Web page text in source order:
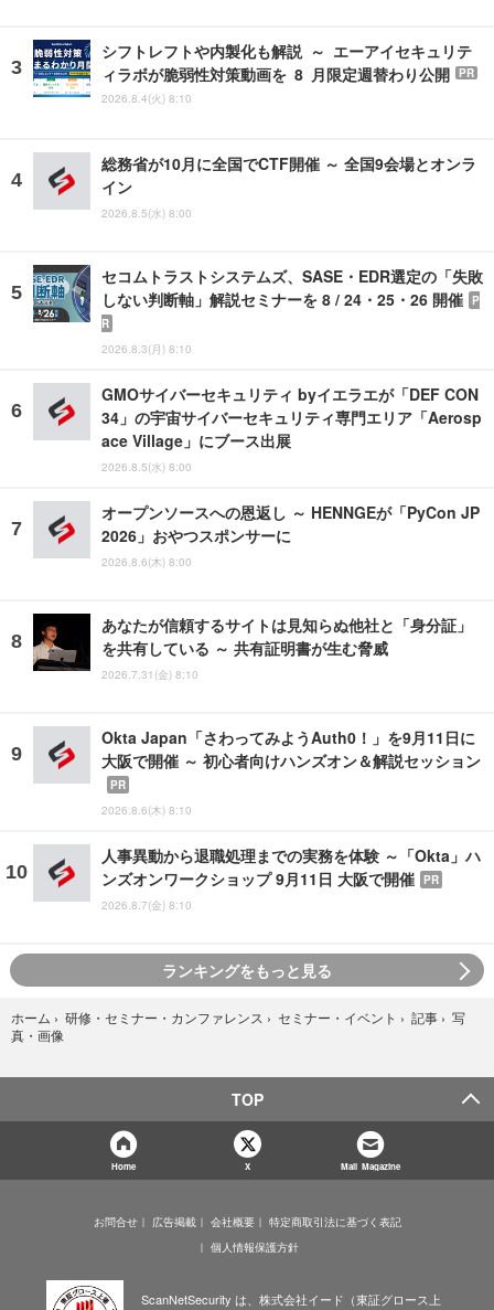
シフトレフトや内製化も解説 ～ エーアイセキュリテ
ィラボが脆弱性対策動画を 8 月限定週替わり公開
PR
2026.8.4(火) 8:10
総務省が10月に全国でCTF開催 ～ 全国9会場とオンラ
イン
2026.8.5(水) 8:00
セコムトラストシステムズ、SASE・EDR選定の「失敗
しない判断軸」解説セミナーを 8 / 24・25・26 開催 P
R
2026.8.3(月) 8:10
GMOサイバーセキュリティ byイエラエが「DEF CON
34」の宇宙サイバーセキュリティ専門エリア「Aerosp
ace Village」にブース出展
2026.8.5(水) 8:00
オープンソースへの恩返し ～ HENNGEが「PyCon JP
2026」おやつスポンサーに
2026.8.6(木) 8:00
あなたが信頼するサイトは見知らぬ他社と「身分証」
を共有している ～ 共有証明書が生む脅威
2026.7.31(金) 8:10
Okta Japan「さわってみようAuth0！」を9月11日に
大阪で開催 ～ 初心者向けハンズオン＆解説セッション
PR
2026.8.6(木) 8:10
人事異動から退職処理までの実務を体験 ～「Okta」ハ
ンズオンワークショップ 9月11日 大阪で開催 PR
2026.8.7(金) 8:10
ランキングをもっと見る
ホーム › 研修・セミナー・カンファレンス › セミナー・イベント › 記事 › 写
真・画像
TOP
Home X Mail Magazine
お問合せ 広告掲載 会社概要
特定商取引法に基づく表記
個人情報保護方針
ScanNetSecurity は、株式会社イード（東証グロース上